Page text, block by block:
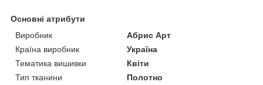
Основні атрибути
Виробник
Абрис Арт
Країна виробник
Україна
Тематика вишивки
Квіти
Тип тканини
Полотно